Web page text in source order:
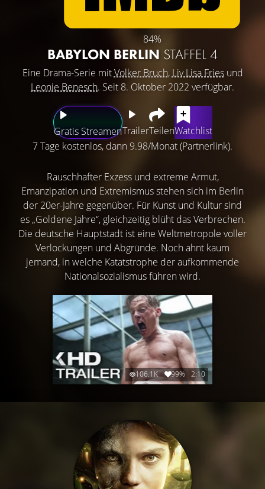
84%
BABYLON BERLIN STAFFEL 4
Eine Drama-Serie mitVolker Bruch, Liv Lisa Friesund
Leonie Benesch. Seit 8. Oktober 2022 verfügbar.
Gratis StreamenTrailerTeilenWatchlist
7 Tage kostenlos, dann 9.98/Monat (Partnerlink).
Rauschhafter Exzess und extreme Armut,
Emanzipation und Extremismus stehen sich im Berlin
der 20er-Jahre gegenüber. Für Kunst und Kultur sind
es „Goldene Jahre“, gleichzeitig blüht das Verbrechen.
Die deutsche Hauptstadt ist eine Weltmetropole voller
Verlockungen und Abgründe. Noch ahnt kaum
jemand, in welche Katatstrophe der aufkommende
Nationalsozialismus führen wird.
106.1K 99% 2:10